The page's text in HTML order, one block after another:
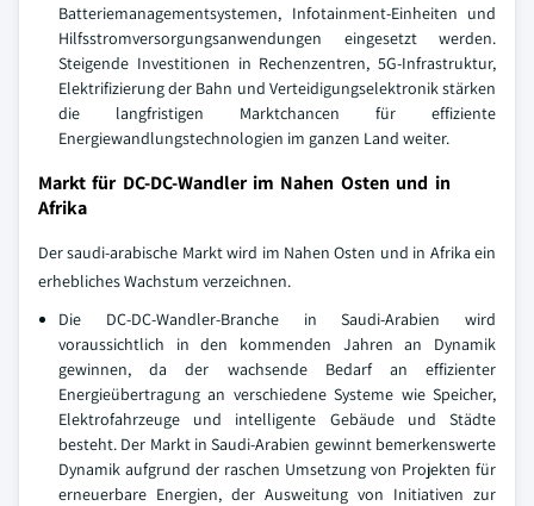
Batteriemanagementsystemen, Infotainment-Einheiten und
Hilfsstromversorgungsanwendungen eingesetzt werden.
Steigende Investitionen in Rechenzentren, 5G-Infrastruktur,
Elektrifizierung der Bahn und Verteidigungselektronik stärken
die langfristigen Marktchancen für effiziente
Energiewandlungstechnologien im ganzen Land weiter.
Markt für DC-DC-Wandler im Nahen Osten und in
Afrika
Der saudi-arabische Markt wird im Nahen Osten und in Afrika ein
erhebliches Wachstum verzeichnen.
Die DC-DC-Wandler-Branche in Saudi-Arabien wird
voraussichtlich in den kommenden Jahren an Dynamik
gewinnen, da der wachsende Bedarf an effizienter
Energieübertragung an verschiedene Systeme wie Speicher,
Elektrofahrzeuge und intelligente Gebäude und Städte
besteht. Der Markt in Saudi-Arabien gewinnt bemerkenswerte
Dynamik aufgrund der raschen Umsetzung von Projekten für
erneuerbare Energien, der Ausweitung von Initiativen zur